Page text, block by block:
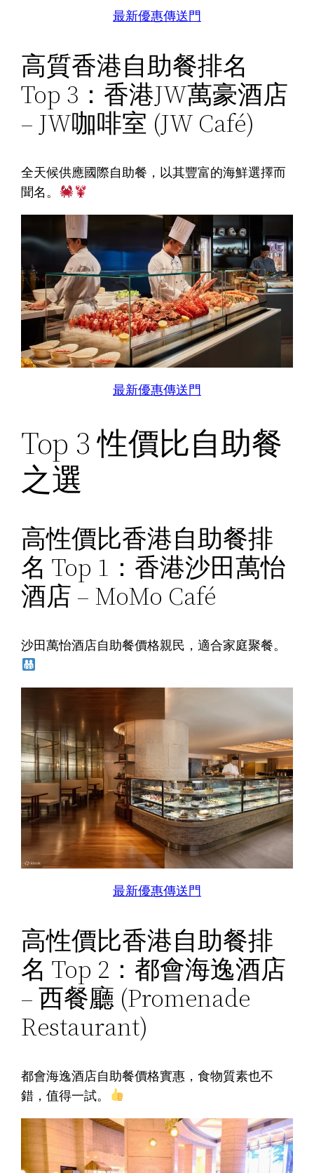
最新優惠傳送門
高質香港自助餐排名
Top 3：香港JW萬豪酒店
– JW咖啡室 (JW Café)
全天候供應國際自助餐，以其豐富的海鮮選擇而
聞名。
最新優惠傳送門
Top 3 性價比自助餐
之選
高性價比香港自助餐排
名 Top 1：香港沙田萬怡
酒店 – MoMo Café
沙田萬怡酒店自助餐價格親民，適合家庭聚餐。
最新優惠傳送門
高性價比香港自助餐排
名 Top 2：都會海逸酒店
– 西餐廳 (Promenade
Restaurant)
都會海逸酒店自助餐價格實惠，食物質素也不
錯，值得一試。